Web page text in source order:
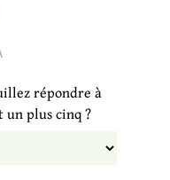
répondre à
un plus cinq ?